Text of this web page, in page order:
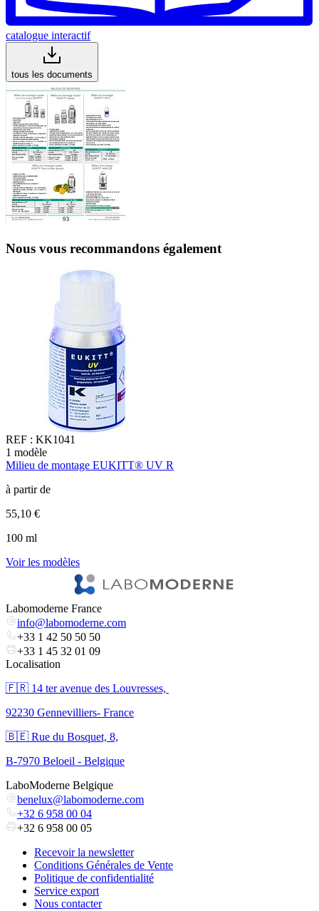
catalogue interactif
tous les documents
Nous vous recommandons également
REF : KK1041
1 modèle
Milieu de montage EUKITT® UV R
à partir de
55,10 €
100 ml
Voir les modèles
Labomoderne France
info@labomoderne.com
+33 1 42 50 50 50
+33 1 45 32 01 09
Localisation
🇫🇷 ​14 ter avenue des Louvresses,
92230 Gennevilliers- France
🇧🇪 Rue du Bosquet, 8,
B-7970 Beloeil - Belgique
LaboModerne Belgique
benelux@labomoderne.com
+32 6 958 00 04
+32 6 958 00 05
Recevoir la newsletter
Conditions Générales de Vente
Politique de confidentialité
Service export
Nous contacter